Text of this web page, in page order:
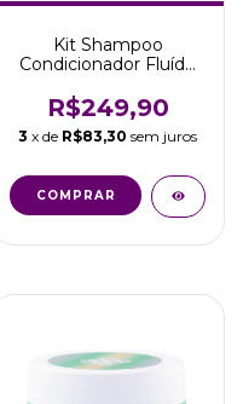
Kit Shampoo
Condicionador Fluído
Belletonn
R$249,90
3 x de R$83,30 sem juros